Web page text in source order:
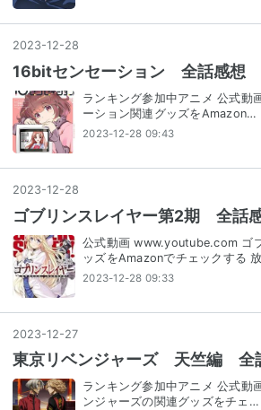
2023-12-28
16bitセンセーション 全話感想
ランキング参加中アニメ 公式
ーション関連グッズをAmazon…
2023-12-28 09:43
2023-12-28
ゴブリンスレイヤー第2期 全話
公式動画 www.youtube.com ゴ
ッズをAmazonでチェックする
2023-12-28 09:33
2023-12-27
東京リベンジャーズ 天竺編 全
ランキング参加中アニメ 公式動
ンジャーズの関連グッズをチェ…